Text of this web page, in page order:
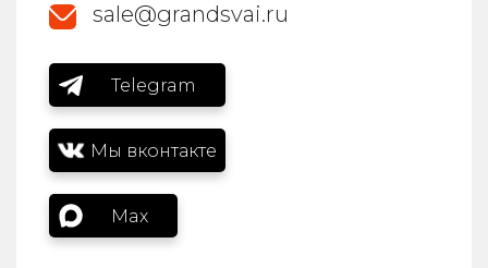
sale@grandsvai.ru
Telegram
Мы вконтакте
Max